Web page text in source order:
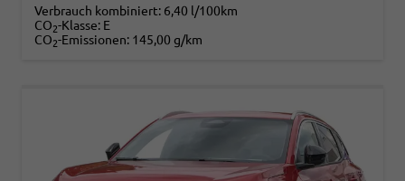
Verbrauch kombiniert: 6,40 l/100km
CO2-Klasse: E
CO2-Emissionen: 145,00 g/km